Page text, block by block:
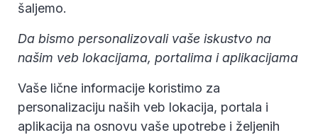
šaljemo.
Da bismo personalizovali vaše iskustvo na
našim veb lokacijama, portalima i aplikacijama
Vaše lične informacije koristimo za
personalizaciju naših veb lokacija, portala i
aplikacija na osnovu vaše upotrebe i željenih